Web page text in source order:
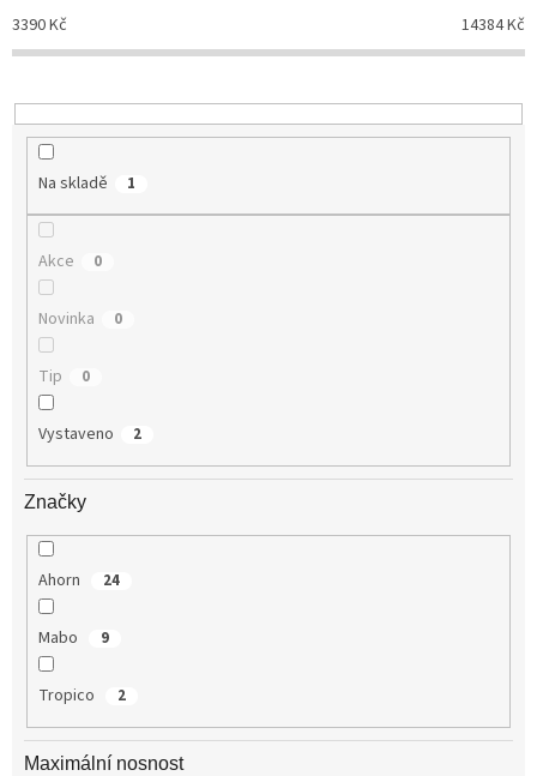
o
d
k
t
3390Kč 14384Kč
Na skladě 1
Akce 0
Novinka 0
Tip 0
Vystaveno 2
Značky
Ahorn 24
Mabo 9
Tropico 2
Maximální nosnost